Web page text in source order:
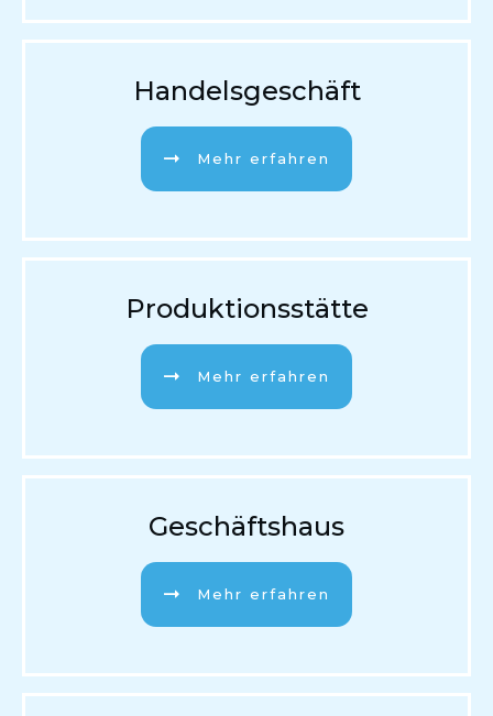
Handelsgeschäft
Mehr erfahren
Produktionsstätte
Mehr erfahren
Geschäftshaus
Mehr erfahren